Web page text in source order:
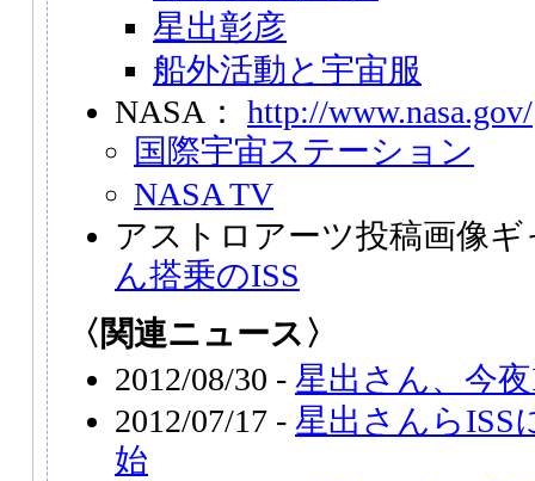
星出彰彦
船外活動と宇宙服
NASA： http://www.nasa.gov/
国際宇宙ステーション
NASA TV
アストロアーツ投稿画像
ん搭乗のISS
〈関連ニュース〉
2012/08/30 - 星出さん、今
2012/07/17 - 星出さんらISS
始